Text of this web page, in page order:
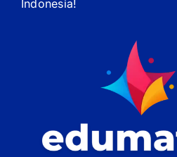
Indonesia!